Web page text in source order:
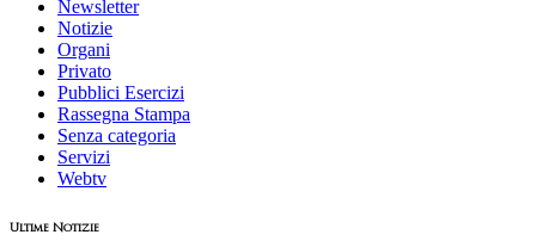
Newsletter
Notizie
Organi
Privato
Pubblici Esercizi
Rassegna Stampa
Senza categoria
Servizi
Webtv
Ultime Notizie